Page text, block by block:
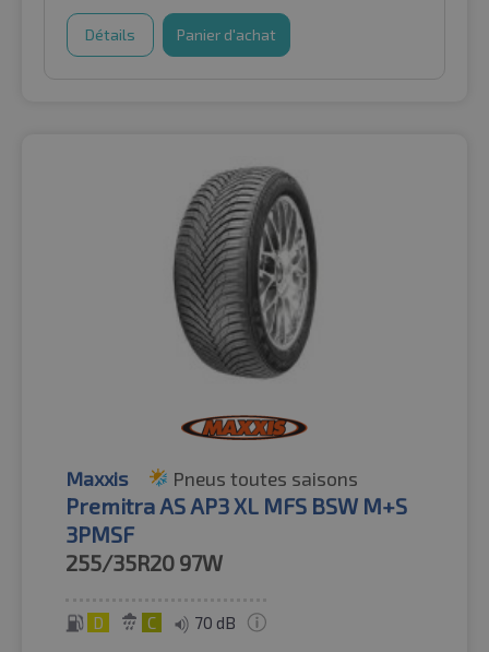
Détails Panier d'achat
Maxxis Pneus toutes saisons
Premitra AS AP3 XL MFS BSW M+S
3PMSF
255/35R20 97W
D C 70 dB